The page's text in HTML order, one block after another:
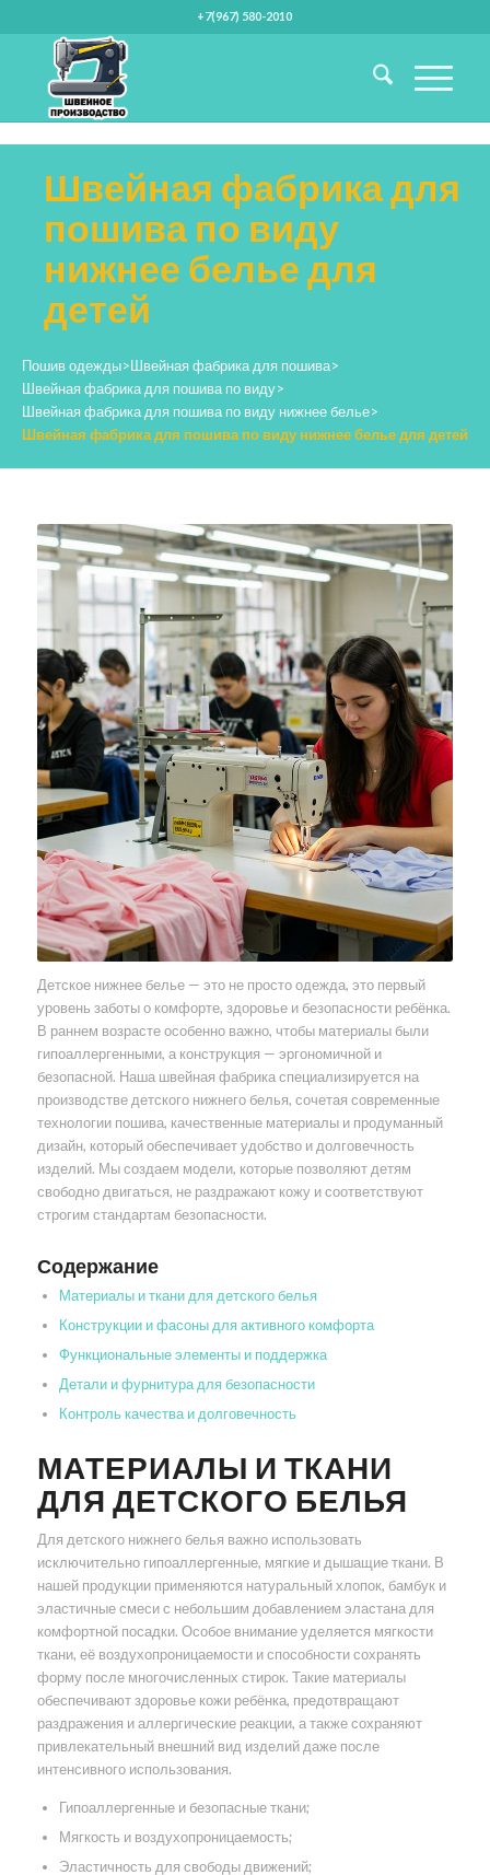
+7(967) 580-2010
Швейная фабрика для
пошива по виду
нижнее белье для
детей
Пошив одежды>Швейная фабрика для пошива>
Швейная фабрика для пошива по виду>
Швейная фабрика для пошива по виду нижнее белье>
Швейная фабрика для пошива по виду нижнее белье для детей
Детское нижнее белье — это не просто одежда, это первый
уровень заботы о комфорте, здоровье и безопасности ребёнка.
В раннем возрасте особенно важно, чтобы материалы были
гипоаллергенными, а конструкция — эргономичной и
безопасной. Наша швейная фабрика специализируется на
производстве детского нижнего белья, сочетая современные
технологии пошива, качественные материалы и продуманный
дизайн, который обеспечивает удобство и долговечность
изделий. Мы создаем модели, которые позволяют детям
свободно двигаться, не раздражают кожу и соответствуют
строгим стандартам безопасности.
Содержание
Материалы и ткани для детского белья
Конструкции и фасоны для активного комфорта
Функциональные элементы и поддержка
Детали и фурнитура для безопасности
Контроль качества и долговечность
МАТЕРИАЛЫ И ТКАНИ
ДЛЯ ДЕТСКОГО БЕЛЬЯ
Для детского нижнего белья важно использовать
исключительно гипоаллергенные, мягкие и дышащие ткани. В
нашей продукции применяются натуральный хлопок, бамбук и
эластичные смеси с небольшим добавлением эластана для
комфортной посадки. Особое внимание уделяется мягкости
ткани, её воздухопроницаемости и способности сохранять
форму после многочисленных стирок. Такие материалы
обеспечивают здоровье кожи ребёнка, предотвращают
раздражения и аллергические реакции, а также сохраняют
привлекательный внешний вид изделий даже после
интенсивного использования.
Гипоаллергенные и безопасные ткани;
Мягкость и воздухопроницаемость;
Эластичность для свободы движений;